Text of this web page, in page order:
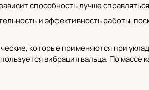
способность лучше
и эффективность работы,
которые применяются при
вибрация вальца. По массе